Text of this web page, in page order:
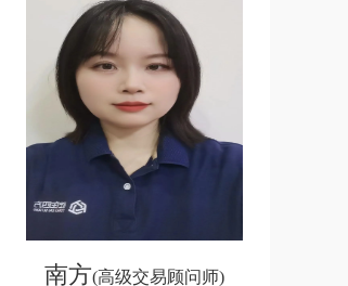
南方(高级交易顾问师)